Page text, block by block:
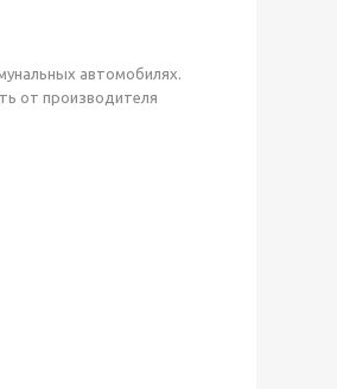
автомобилях.
от производителя